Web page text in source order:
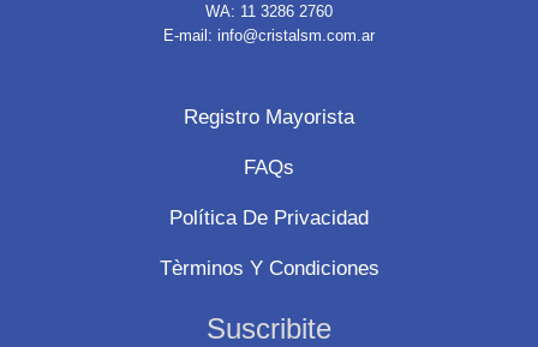
WA: 11 3286 2760
E-mail: info@cristalsm.com.ar
Registro Mayorista
FAQs
Política De Privacidad
Tèrminos Y Condiciones
Suscribite